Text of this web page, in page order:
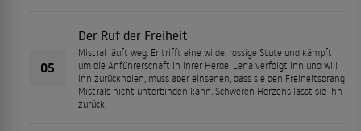
05
Der Ruf der Freiheit
Mistral läuft weg. Er trifft eine wilde, rossige Stute und kämpft
um die Anführerschaft in ihrer Herde. Lena verfolgt ihn und will
ihn zurückholen, muss aber einsehen, dass sie den Freiheitsdrang
Mistrals nicht unterbinden kann. Schweren Herzens lässt sie ihn
zurück.